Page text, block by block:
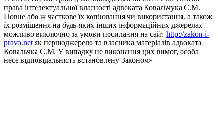
права інтелектуальної власності адвоката Ковальчука С.М.
Повне або ж часткове їх копіювання чи використання, а також
їх розміщення на будь-яких інших інформаційних джерелах
можливо виключно за умови посилання на сайт http://zakon-i-
pravo.net як першоджерело та власника матеріалів адвоката
Ковальчка С.М. У випадку не виконання цих вимог, особа
несе відповідальність встановлену Законом»